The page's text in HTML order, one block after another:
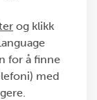
og klikk
for å finne
med